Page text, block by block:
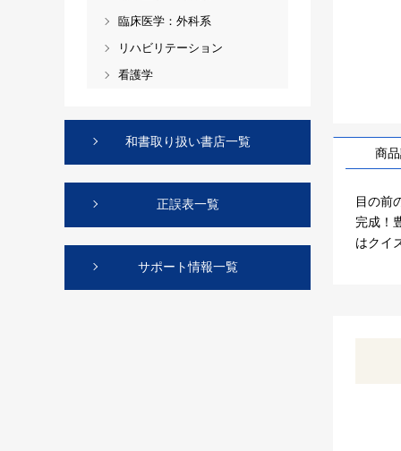
商
目の前
完成！
はクイ
臨床医学：外科系
リハビリテーション
看護学
和書取り扱い書店一覧
正誤表一覧
サポート情報一覧